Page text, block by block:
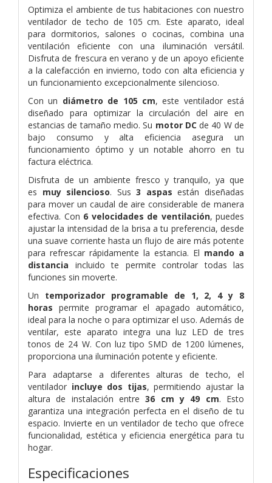
Optimiza el ambiente de tus habitaciones con nuestro
ventilador de techo de 105 cm. Este aparato, ideal
para dormitorios, salones o cocinas, combina una
ventilación eficiente con una iluminación versátil.
Disfruta de frescura en verano y de un apoyo eficiente
a la calefacción en invierno, todo con alta eficiencia y
un funcionamiento excepcionalmente silencioso.
Con un diámetro de 105 cm, este ventilador está
diseñado para optimizar la circulación del aire en
estancias de tamaño medio. Su motor DCde 40 W de
bajo consumo y alta eficiencia asegura un
funcionamiento óptimo y un notable ahorro en tu
factura eléctrica.
Disfruta de un ambiente fresco y tranquilo, ya que
es muy silencioso. Sus3 aspas están diseñadas
para mover un caudal de aire considerable de manera
efectiva. Con 6 velocidades de ventilación, puedes
ajustar la intensidad de la brisa a tu preferencia, desde
una suave corriente hasta un flujo de aire más potente
para refrescar rápidamente la estancia. El mando a
distancia incluido te permite controlar todas las
funciones sin moverte.
Un temporizador programable de 1, 2, 4 y 8
horas permite programar el apagado automático,
ideal para la noche o para optimizar el uso. Además de
ventilar, este aparato integra una luz LED de tres
tonos de 24 W. Con luz tipo SMD de 1200 lúmenes,
proporciona una iluminación potente y eficiente.
Para adaptarse a diferentes alturas de techo, el
ventilador incluye dos tijas, permitiendo ajustar la
altura de instalación entre36 cm y 49 cm. Esto
garantiza una integración perfecta en el diseño de tu
espacio. Invierte en un ventilador de techo que ofrece
funcionalidad, estética y eficiencia energética para tu
hogar.
Especificaciones